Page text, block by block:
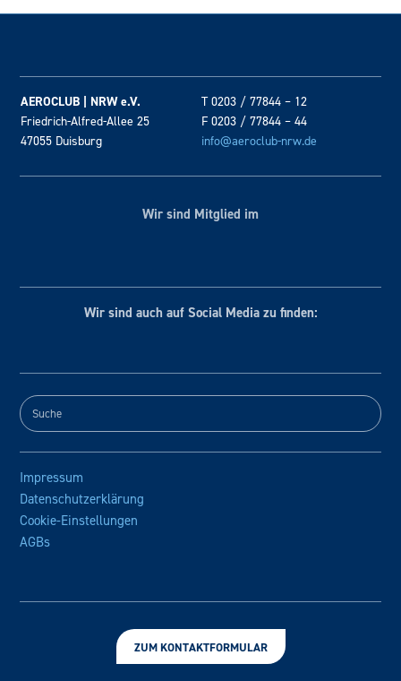
AEROCLUB | NRW e.V.
Friedrich-Alfred-Allee 25
47055 Duisburg
T 0203 / 77844 – 12
F 0203 / 77844 – 44
info@aeroclub-nrw.de
Wir sind Mitglied im
Wir sind auch auf Social Media zu finden:
Impressum
Datenschutzerklärung
Cookie-Einstellungen
AGBs
ZUM KONTAKTFORMULAR